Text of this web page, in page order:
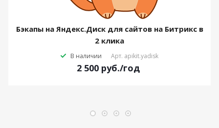
Бэкапы на Яндекс.Диск для сайтов на Битрикс в
2 клика
В наличии Арт. apikit.yadisk
2 500 руб./год